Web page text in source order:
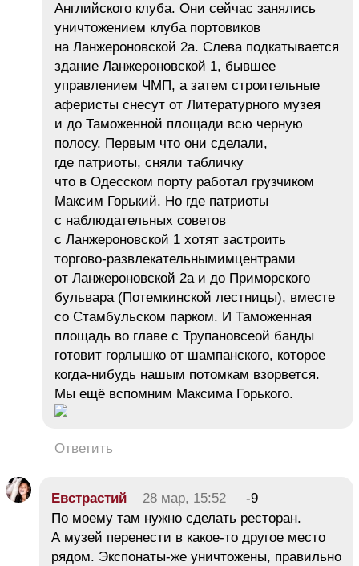
Английского клуба. Они сейчас занялись
уничтожением клуба портовиков
на Ланжероновской 2а. Слева подкатывается
здание Ланжероновской 1, бывшее
управлением ЧМП, а затем строительные
аферисты снесут от Литературного музея
и до Таможенной площади всю черную
полосу. Первым что они сделали,
где патриоты, сняли табличку
что в Одесском порту работал грузчиком
Максим Горький. Но где патриоты
с наблюдательных советов
с Ланжероновской 1 хотят застроить
торгово-развлекательнымимцентрами
от Ланжероновской 2а и до Приморского
бульвара (Потемкинской лестницы), вместе
со Стамбульском парком. И Таможенная
площадь во главе с Трупановсеой банды
готовит горлышко от шампанского, которое
когда-нибудь нашым потомкам взорвется.
Мы ещё вспомним Максима Горького.
Ответить
Евстрастий 28 мар, 15:52
-9
По моему там нужно сделать ресторан.
А музей перенести в какое-то другое место
рядом. Экспонаты-же уничтожены, правильно